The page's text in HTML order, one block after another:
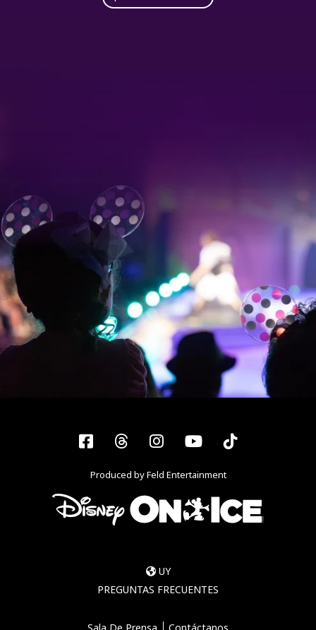
Facebook
ThreadsInstagram
YouTubeTiktok
Produced by Feld Entertainment
UY
PREGUNTAS FRECUENTES